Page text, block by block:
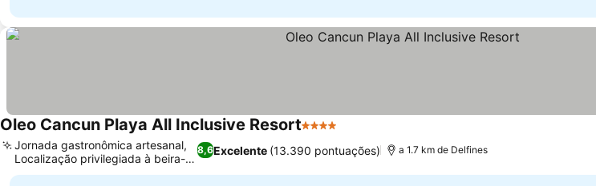
Oleo Cancun Playa All Inclusive Resort4 Estrelas
8,6Excelente (13.390 pontuações)
Jornada gastronômica artesanal,
Localização privilegiada à beira-
mar
a 1.7 km de Delfines